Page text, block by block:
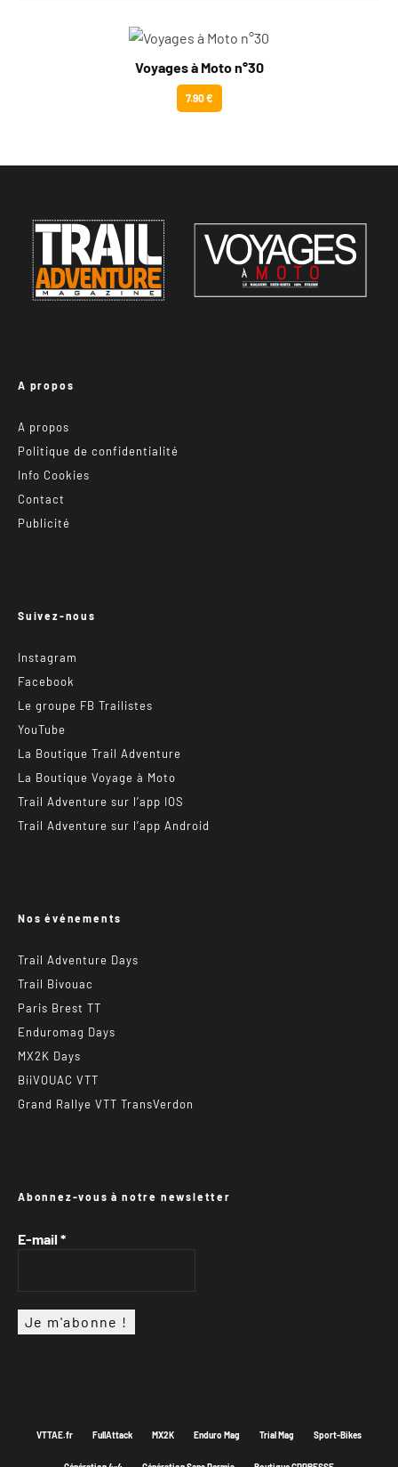
Voyages à Moto n°30
7.90 €
A propos
A propos
Politique de confidentialité
Info Cookies
Contact
Publicité
Suivez-nous
Instagram
Facebook
Le groupe FB Trailistes
YouTube
La Boutique Trail Adventure
La Boutique Voyage à Moto
Trail Adventure sur l’app IOS
Trail Adventure sur l’app Android
Nos événements
Trail Adventure Days
Trail Bivouac
Paris Brest TT
Enduromag Days
MX2K Days
BiiVOUAC VTT
Grand Rallye VTT TransVerdon
Abonnez-vous à notre newsletter
E-mail *
VTTAE.fr FullAttack MX2K Enduro Mag Trial Mag Sport-Bikes